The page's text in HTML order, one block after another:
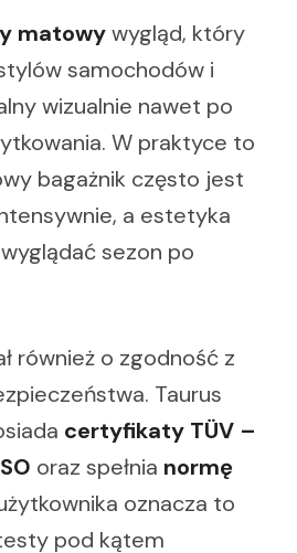
matowywygląd, który
samochodów i
wizualnie nawet po
W praktyce to
bagażnik często jest
a estetyka
sezon po
również o zgodność z
Taurus
certyfikaty TÜV –
oraz spełnia normę
oznacza to
pod kątem